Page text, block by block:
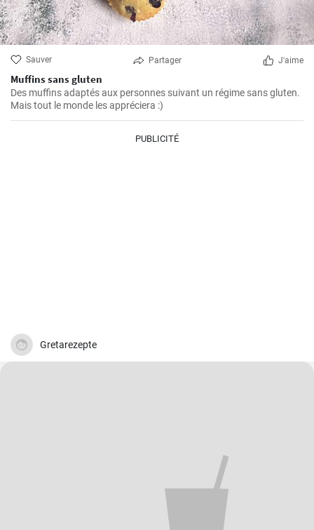
Sauver Partager J'aime
Muffins sans gluten
Des muffins adaptés aux personnes suivant un régime sans gluten.
Mais tout le monde les appréciera :)
PUBLICITÉ
Gretarezepte